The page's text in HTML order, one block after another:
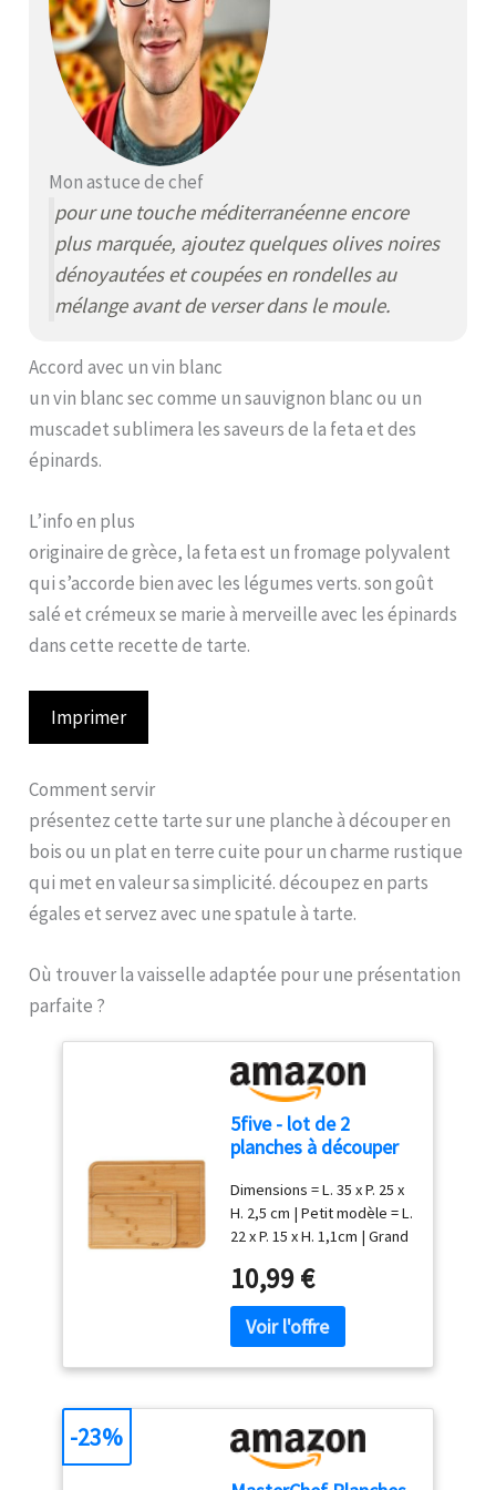
Mon astuce de chef
pour une touche méditerranéenne encore
plus marquée, ajoutez quelques olives noires
dénoyautées et coupées en rondelles au
mélange avant de verser dans le moule.
Accord avec un vin blanc
un vin blanc sec comme un sauvignon blanc ou un
muscadet sublimera les saveurs de la feta et des
épinards.
L’info en plus
originaire de grèce, la feta est un fromage polyvalent
qui s’accorde bien avec les légumes verts. son goût
salé et crémeux se marie à merveille avec les épinards
dans cette recette de tarte.
Imprimer
Comment servir
présentez cette tarte sur une planche à découper en
bois ou un plat en terre cuite pour un charme rustique
qui met en valeur sa simplicité. découpez en parts
égales et servez avec une spatule à tarte.
Où trouver la vaisselle adaptée pour une présentation
parfaite ?
5five - lot de 2
planches à découper
Dimensions = L. 35 x P. 25 x
H. 2,5 cm | Petit modèle = L.
22 x P. 15 x H. 1,1cm | Grand
1,4cm | Poids = 1.054 kg |
Matière de la structure:
Bambou
10,99 €
-23%